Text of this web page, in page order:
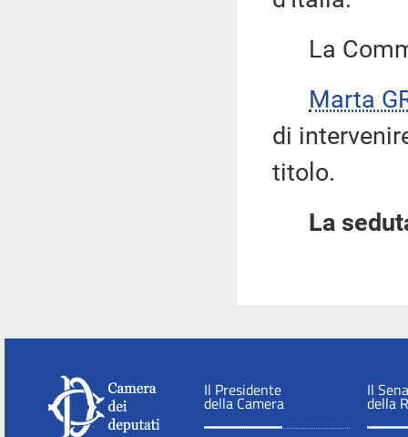
La
Marta
di
titolo.
La
Il Presidente
della Camera
Il
della